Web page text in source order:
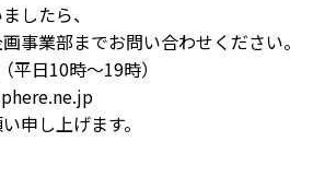
したら、
事業部までお問い合わせください。
日10時～19時）
申し上げます。